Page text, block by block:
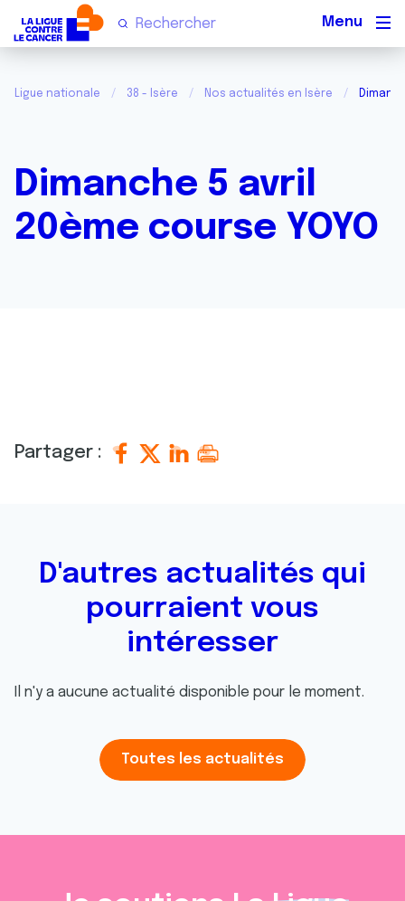
Ligue nationale 38 - Isère Nos actualités en Isère
Dimanche 5 avril
20ème course YOYO
Partager :
D'autres actualités qui
pourraient vous
intéresser
Il n'y a aucune actualité disponible pour le moment.
Toutes les actualités